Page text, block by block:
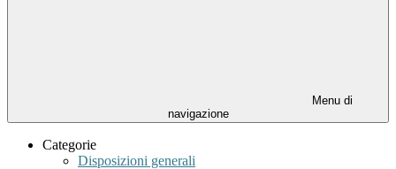
Menu di
navigazione
Categorie
Disposizioni generali